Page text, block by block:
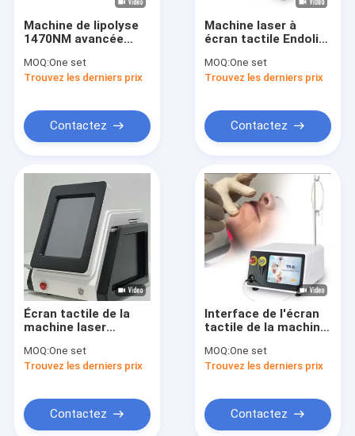
Machine d'épilation de chargement initial
Épilation au laser à impulsions longues
Machine partielle de laser de CO2
Machine de laser de picoseconde
Machines de PDT
Machine de Microneedling
Machine de sculpture corporelle EMS
Équipements de radiofréquence
Machine de Cryolipolysis
Anti machines de ride
L'oxygène Jet Machine
Machine de lipolyse
1470NM avancée
visible de la graisse
MOQ:One set
Trouvez les derniers prix
Contactez
Machine laser à
écran tactile Endolift
des caractéristiques
de sécurité
MOQ:One set
Trouvez les derniers prix
Contactez
Écran tactile de la
machine laser
jusqu'à une
puissance de sortie
MOQ:One set
Trouvez les derniers prix
Contactez
Interface de l'écran
tactile de la machine
professionnelle
Refroidissement par
min
MOQ:One set
Trouvez les derniers prix
Contactez